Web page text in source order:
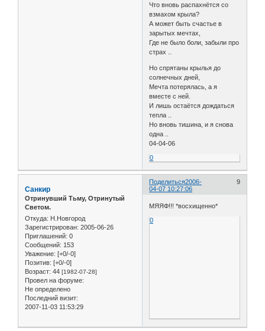
Что вновь распахнётся со
взмахом крыла?
А может быть счастье в
зарытых мечтах,
Где не было боли, забыли про
страх ..
Но спрятаны крылья до
солнечных дней,
Мечта потерялась, а я
вместе с ней.
И лишь остаётся дождаться
тепла ..
Но вновь тишина, и я снова
одна ..
04-04-06
0
Поделиться 9
2006-
04-07 10:27:06
Санкир
Отринувший Тьму, Отринутый
Светом.
Откуда: Н.Новгород
Зарегистрирован: 2005-06-26
Приглашений: 0
Сообщений: 153
Уважение: [+0/-0]
Позитив: [+0/-0]
Возраст: 44 [1982-07-28]
Провел на форуме:
Не определено
Последний визит:
2007-11-03 11:53:29
МЯЯФ!!! *восхищенно*
0